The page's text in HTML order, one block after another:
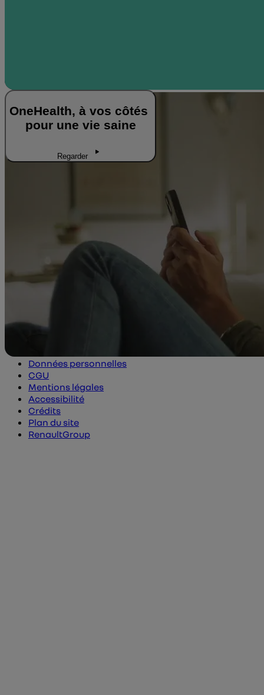
OneHealth, à vos côtés
pour une vie saine
Regarder
Suivez Renault Group sur les réseaux
© RenaultGroup 2026
Données personnelles
CGU
Mentions légales
Accessibilité
Crédits
Plan du site
RenaultGroup